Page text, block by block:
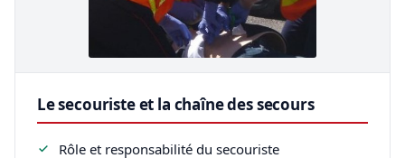
Le secouriste et la chaîne des secours
Rôle et responsabilité du secouriste